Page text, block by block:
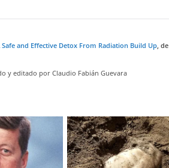
Safe and Effective Detox From Radiation Build Up, de
y editado por Claudio Fabián Guevara